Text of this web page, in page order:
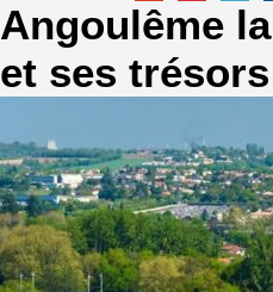
Angoulême
et ses